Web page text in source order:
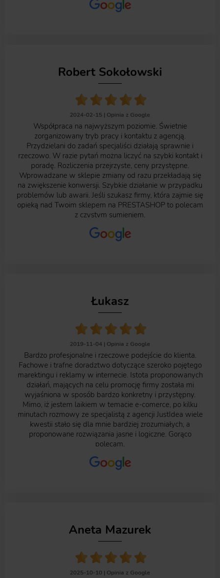
Robert Sokołowski
2024-02-15 | Opinia z Google
Współpraca na najwyższym poziomie. Świetnie
zorganizowany tryb pracy i kontaktu z agencją.
Przydzielani do zadań specjaliści działają sprawnie i
rzeczowo. W razie pytań można liczyć na szybki kontakt i
poradę. Rozliczenia przejrzyste, ceny przystępne.
Wprowadzane w sklepie zmiany od razu przekładają się
na zwiększenie konwersji. Szybkie działanie w przypadku
problemów lub awarii. Jeśli szukasz firmy, która zajmie się
opieką nad Twoim sklepem na PRESTASHOP to polecam
z czystym sumieniem.
Łukasz
2019-11-04 | Opinia z Google
Bardzo profesjonalne i rzeczowe podejście do klienta.
Fachowe i trafne doradztwo dotyczące szeroko pojętego
marektingu i reklamy w internecie. Istota proponowanych
działań, mających na celu promocję firmy została mi
wyjaśniona w sposób bardzo konkretny i przystępny.
Mimo, iż jestem laikiem w temacie e-comerce, po kilku
minutach rozmowy ze specjalistą z agencji JustIdea wiele
kwestii stało się dla mnie bardziej zrozumiałych, a
proponowane rozwiązania jasne i logiczne. Gorąco
polecam.
Aneta Mazurek
2025-10-10 | Opinia z Google